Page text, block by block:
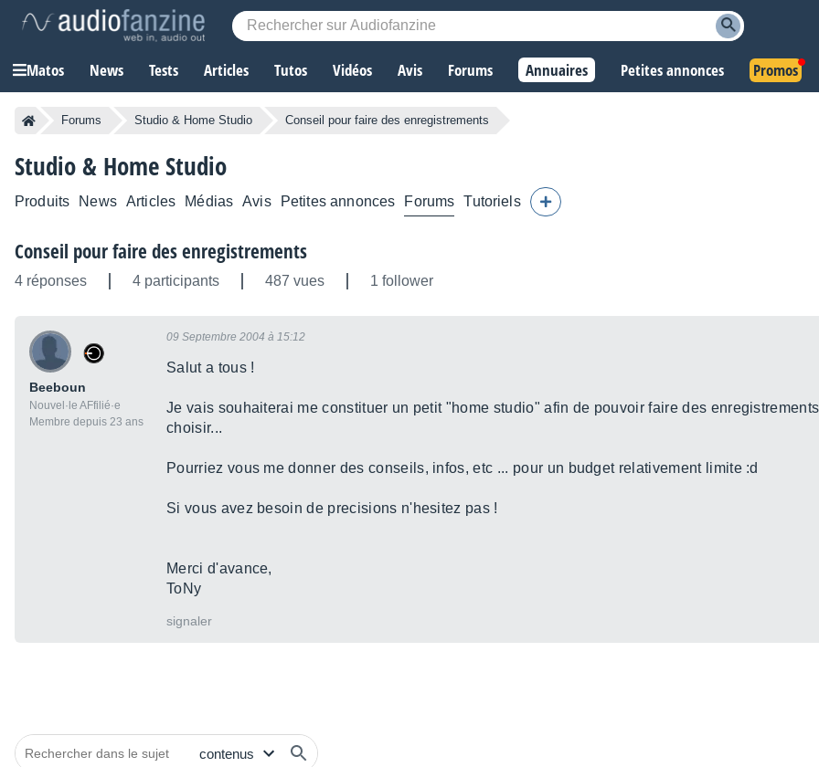
Matos News Tests Articles Tutos Vidéos Avis Forums Annuaires Petites annonces Promos
Forums Studio & Home Studio Conseil pour faire des enregistrements
Studio & Home Studio
Produits News Articles Médias Avis Petites annonces Forums Tutoriels
Conseil pour faire des enregistrements
4 réponses 4 participants 487 vues 1 follower
Beeboun
Nouvel·le AFfilié·e
Membre depuis 23 ans
09 Septembre 2004 à 15:12
Salut a tous !
Je vais souhaiterai me constituer un petit "home studio" afin de pouvoir faire des
choisir...
Pourriez vous me donner des conseils, infos, etc ... pour un budget relativement limite :d
Si vous avez besoin de precisions n'hesitez pas !
Merci d'avance,
ToNy
signaler